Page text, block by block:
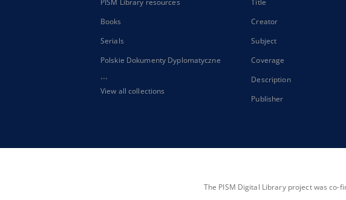
PISM Library resources
Books
Serials
Polskie Dokumenty Dyplomatyczne
...
View all collections
Title
Creator
Subject
Coverage
Description
Publisher
The PISM Digital Library project was co-